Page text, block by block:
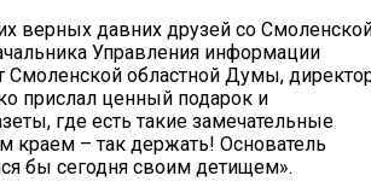
верных давних друзей со
Управления информации
областной Думы,
прислал ценный подарок и
где есть такие замечательные
краем – так держать! Основатель
бы сегодня своим детищем».